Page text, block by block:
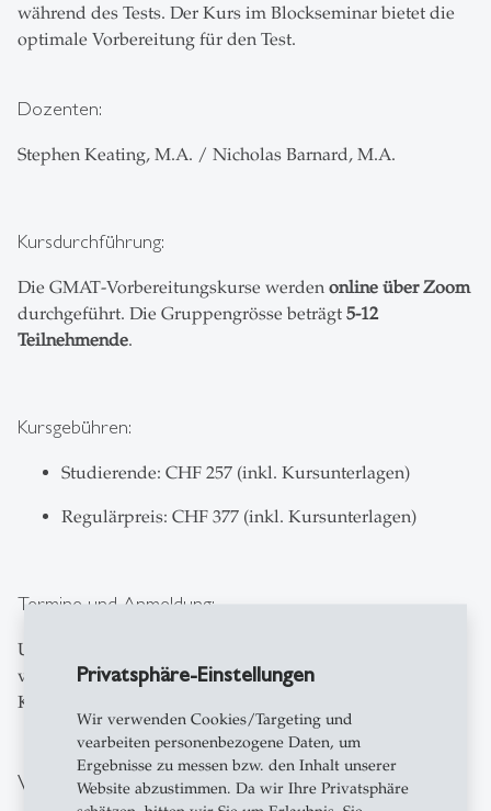
Privatsphäre-Einstellungen
Wir verwenden Cookies/Targeting und
vearbeiten personenbezogene Daten, um
Ergebnisse zu messen bzw. den Inhalt unserer
Website abzustimmen. Da wir Ihre Privatsphäre
während des Tests. Der Kurs im Blockseminar bietet die
optimale Vorbereitung für den Test.
Dozenten:
Stephen Keating, M.A. / Nicholas Barnard, M.A.
Kursdurchführung:
Die GMAT-Vorbereitungskurse werden online über Zoom
durchgeführt. Die Gruppengrösse beträgt 5-12
Teilnehmende.
Kursgebühren:
Studierende: CHF 257 (inkl. Kursunterlagen)
Regulärpreis: CHF 377 (inkl. Kursunterlagen)
Termine und Anmeldung:
Untenstehend finden Sie die Aufstellung der aktuell
verfügbaren Kurstermine. Sie können sich mit einem
Klick auf die Kachel zum jeweiligen Kurs anmelden.
Verfügbare Kurstermine